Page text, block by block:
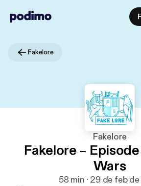
Fakelore
Fakelore
Fakelore –
Wars
58 min · 29 de feb